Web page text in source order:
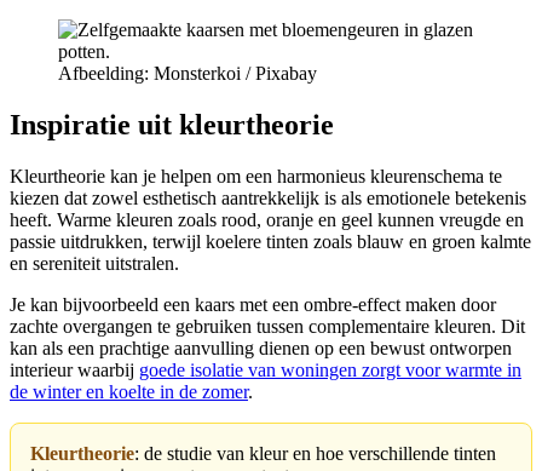
Afbeelding: Monsterkoi / Pixabay
Inspiratie uit kleurtheorie
Kleurtheorie kan je helpen om een harmonieus kleurenschema te
kiezen dat zowel esthetisch aantrekkelijk is als emotionele betekenis
heeft. Warme kleuren zoals rood, oranje en geel kunnen vreugde en
passie uitdrukken, terwijl koelere tinten zoals blauw en groen kalmte
en sereniteit uitstralen.
Je kan bijvoorbeeld een kaars met een ombre-effect maken door
zachte overgangen te gebruiken tussen complementaire kleuren. Dit
kan als een prachtige aanvulling dienen op een bewust ontworpen
interieur waarbij goede isolatie van woningen zorgt voor warmte in
de winter en koelte in de zomer.
Kleurtheorie: de studie van kleur en hoe verschillende tinten